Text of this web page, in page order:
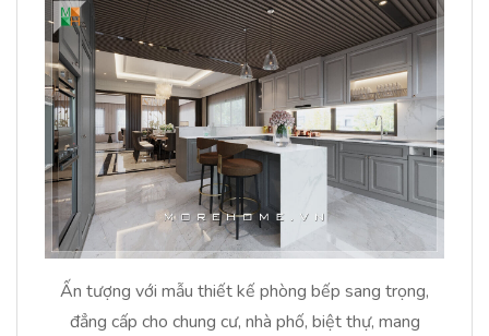
Ấn tượng với mẫu thiết kế phòng bếp sang trọng,
đẳng cấp cho chung cư, nhà phố, biệt thự, mang